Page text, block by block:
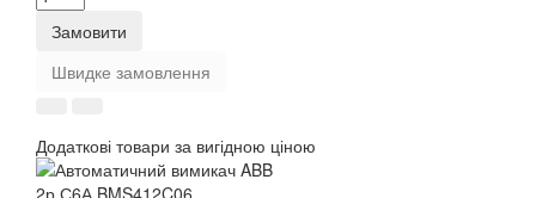
Замовити
Швидке замовлення
Додаткові товари за вигідною ціною